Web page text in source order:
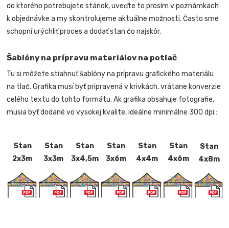
do ktorého potrebujete stánok, uveďte to prosím v poznámkach
k objednávke a my skontrolujeme aktuálne možnosti. Často sme
schopní urýchliť proces a dodať stan čo najskôr.
Šablóny na prípravu materiálov na potlač
Tu si môžete stiahnuť šablóny na prípravu grafického materiálu
na tlač. Grafika musí byť pripravená v krivkách, vrátane konverzie
celého textu do tohto formátu. Ak grafika obsahuje fotografie,
musia byť dodané vo vysokej kvalite, ideálne minimálne 300 dpi.:
Stan
2x3m
Stan
3x3m
Stan
3x4,5m
Stan
3x6m
Stan
4x4m
Stan
4x6m
Stan
4x8m